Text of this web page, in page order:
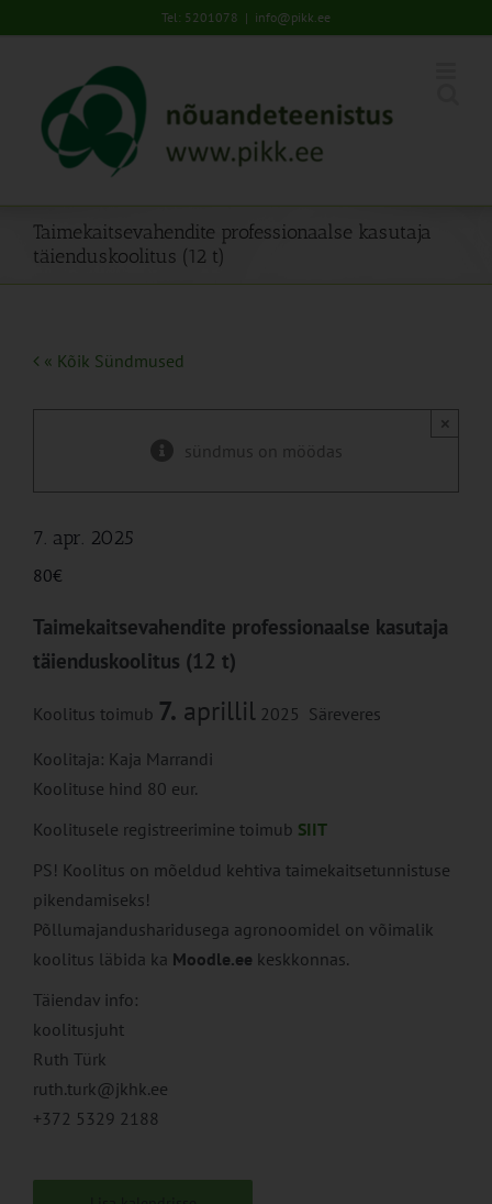
to
Tel: 5201078 | info@pikk.ee
Taimekaitsevahendite professionaalse kasutaja
täienduskoolitus (12 t)
« Kõik Sündmused
sündmus on möödas
×
7. apr. 2025
80€
Taimekaitsevahendite professionaalse kasutaja
täienduskoolitus (12 t)
Koolitus toimub 7. aprillil 2025 Säreveres
Koolitaja: Kaja Marrandi
Koolituse hind 80 eur.
Koolitusele registreerimine toimub SIIT
PS! Koolitus on mõeldud kehtiva taimekaitsetunnistuse
pikendamiseks!
Põllumajandusharidusega agronoomidel on võimalik
koolitus läbida ka Moodle.ee keskkonnas.
Täiendav info:
koolitusjuht
Ruth Türk
ruth.turk@jkhk.ee
+372 5329 2188